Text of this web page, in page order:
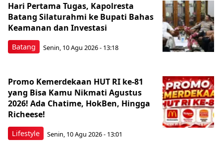
Batang
Hari Pertama Tugas, Kapolresta
Batang Silaturahmi ke Bupati Bahas
Keamanan dan Investasi
Senin, 10 Agu 2026 - 13:18
Lifestyle
Promo Kemerdekaan HUT RI ke-81
yang Bisa Kamu Nikmati Agustus
2026! Ada Chatime, HokBen, Hingga
Richeese!
Senin, 10 Agu 2026 - 13:01